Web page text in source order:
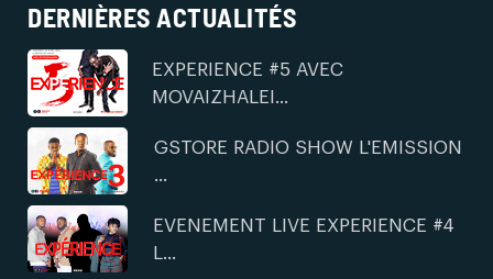
DERNIÈRES ACTUALITÉS
EXPERIENCE #5 AVEC
MOVAIZHALEI...
GSTORE RADIO SHOW L'EMISSION
...
EVENEMENT LIVE EXPERIENCE #4
L...